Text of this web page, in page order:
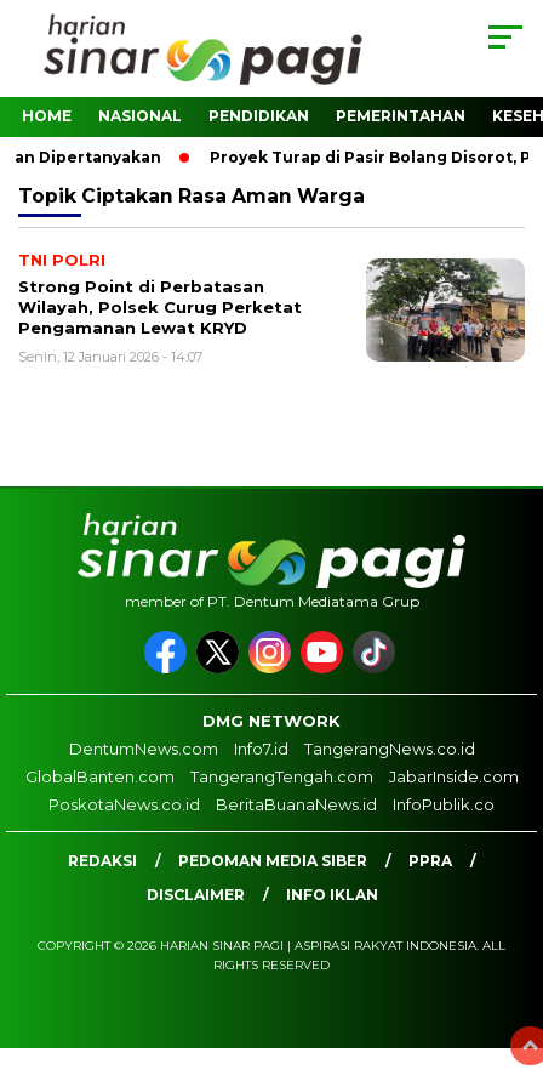
HOME NASIONAL PENDIDIKAN PEMERINTAHAN
Dipertanyakan Proyek Turap di Pasir Bolang Disorot,
Topik Ciptakan Rasa Aman Warga
TNI POLRI
Strong Point di Perbatasan
Wilayah, Polsek Curug Perketat
Pengamanan Lewat KRYD
Senin, 12 Januari 2026 - 14:07
member of PT. Dentum Mediatama Grup
DMG NETWORK
DentumNews.com
Info7.id
TangerangNews.co.id
GlobalBanten.com
TangerangTengah.com
JabarInside.com
PoskotaNews.co.id
BeritaBuanaNews.id InfoPublik.co
REDAKSI PEDOMAN MEDIA SIBER
PPRA
DISCLAIMER
INFO IKLAN
COPYRIGHT © 2026 HARIAN SINAR PAGI | ASPIRASI RAKYAT INDONESIA. ALL
RIGHTS RESERVED